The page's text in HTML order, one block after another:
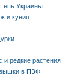
Украины
и куниц
и редкие растения
вышки в ПЗФ